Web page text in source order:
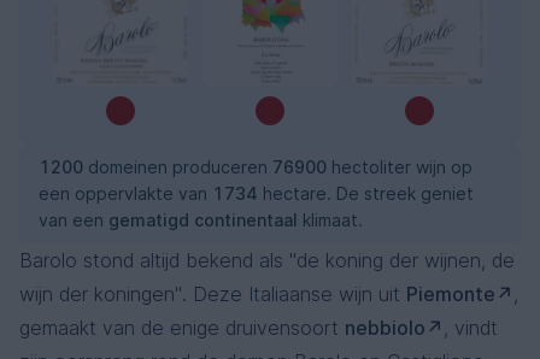
1200 domeinen produceren 76900 hectoliter wijn op
een oppervlakte van 1734 hectare. De streek geniet
van een gematigd continentaal klimaat.
Barolo stond altijd bekend als "de koning der wijnen, de
wijn der koningen". Deze Italiaanse wijn uit Piemonte
,
gemaakt van de enige druivensoort nebbiolo
, vindt